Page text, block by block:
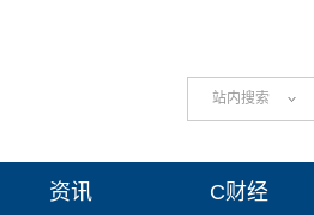
站内搜索
资讯 C财经